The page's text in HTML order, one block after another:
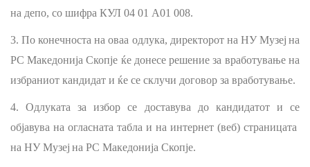
на депо, со шифра КУЛ 04 01 А01 008.
3. По конечноста на оваа одлука, директорот на НУ Музеј на
РС МакедонијаСкопје ќе донесе решение за вработување на
избраниот кандидат и ќе се склучи договор за вработување.
4. Одлуката за избор се доставува до кандидатот и се
објавува на огласната табла и на интернет (веб) страницата
на НУ Музеј на РС Македонија Скопје.